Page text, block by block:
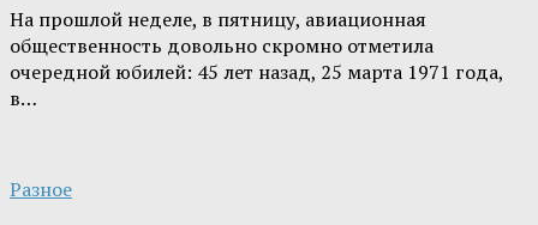
На прошлой неделе, в пятницу, авиационная
общественность довольно скромно отметила
очередной юбилей: 45 лет назад, 25 марта 1971 года,
в…
Разное